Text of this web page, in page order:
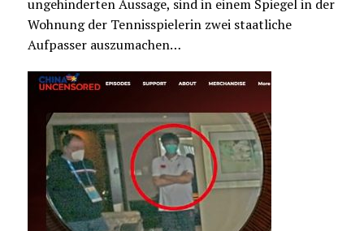
ungehinderten Aussage, sind in einem Spiegel in der
Wohnung der Tennisspielerin zwei staatliche
Aufpasser auszumachen…